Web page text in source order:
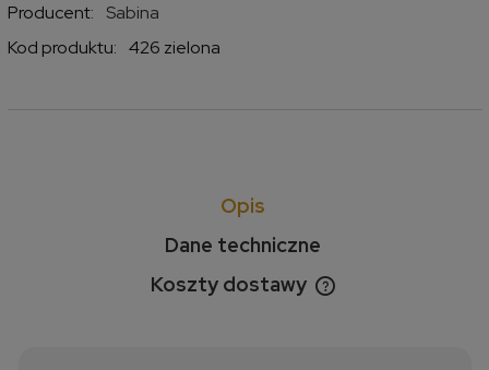
Producent:
Sabina
Kod produktu: 426 zielona
Opis
Dane techniczne
Koszty dostawy
Cena nie zawiera ewentualnych kosztów płatności